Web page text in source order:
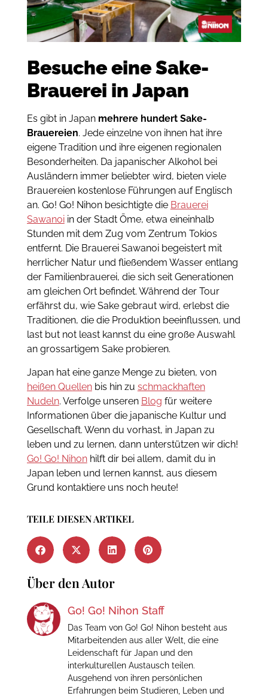
Besuche eine Sake-
Brauerei in Japan
Es gibt in Japan mehrere hundert Sake-
Brauereien. Jede einzelne von ihnen hat ihre
eigene Tradition und ihre eigenen regionalen
Besonderheiten. Da japanischer Alkohol bei
Ausländern immer beliebter wird, bieten viele
Brauereien kostenlose Führungen auf Englisch
an. Go! Go! Nihon besichtigte die Brauerei
Sawanoiin der Stadt Ōme, etwa eineinhalb
Stunden mit dem Zug vom Zentrum Tokios
entfernt. Die Brauerei Sawanoi begeistert mit
herrlicher Natur und fließendem Wasser entlang
der Familienbrauerei, die sich seit Generationen
am gleichen Ort befindet. Während der Tour
erfährst du, wie Sake gebraut wird, erlebst die
Traditionen, die die Produktion beeinflussen, und
last but not least kannst du eine große Auswahl
an grossartigem Sake probieren.
Japan hat eine ganze Menge zu bieten, von
heißen Quellenbis hin zu schmackhaften
Nudeln. Verfolge unseren Blog für weitere
Informationen über die japanische Kultur und
Gesellschaft. Wenn du vorhast, in Japan zu
leben und zu lernen, dann unterstützen wir dich!
Go! Go! Nihonhilft dir bei allem, damit du in
Japan leben und lernen kannst, aus diesem
Grund kontaktiere uns noch heute!
TEILE DIESEN ARTIKEL
Über den Autor
Go! Go! Nihon Staff
Das Team von Go! Go! Nihon besteht aus
Mitarbeitenden aus aller Welt, die eine
Leidenschaft für Japan und den
interkulturellen Austausch teilen.
Ausgehend von ihren persönlichen
Erfahrungen beim Studieren, Leben und